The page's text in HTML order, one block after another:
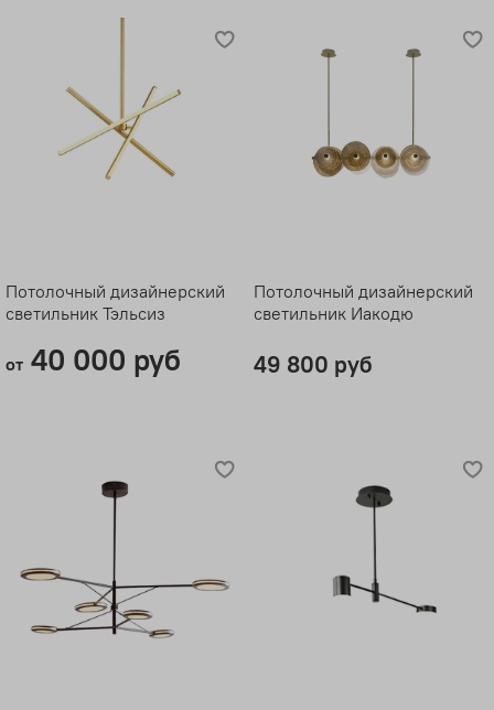
Потолочный дизайнерский
светильник Тэльсиз
от40 000 руб
Потолочный дизайнерский
светильник Иакодю
49 800 руб